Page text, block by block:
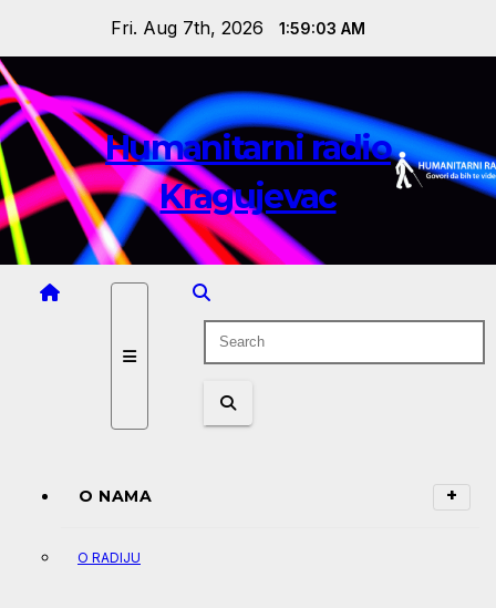
content
Fri. Aug 7th, 2026 1:59:04 AM
Humanitarni radio
Kragujevac
O NAMA
O RADIJU